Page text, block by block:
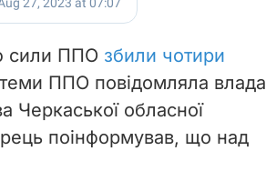
сили ППО збили чотири
ППО повідомляла влада
Черкаської обласної
поінформував, що над